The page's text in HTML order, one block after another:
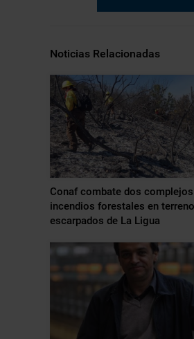
Noticias Relacionadas
Conaf combate dos complejos
incendios forestales en
escarpados de La Ligua